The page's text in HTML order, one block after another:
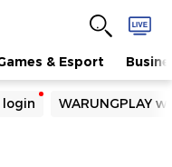
& Esport
login WARUNGPLAY